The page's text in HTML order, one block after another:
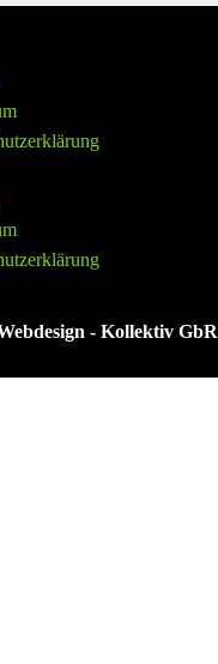
- Kollektiv GbR